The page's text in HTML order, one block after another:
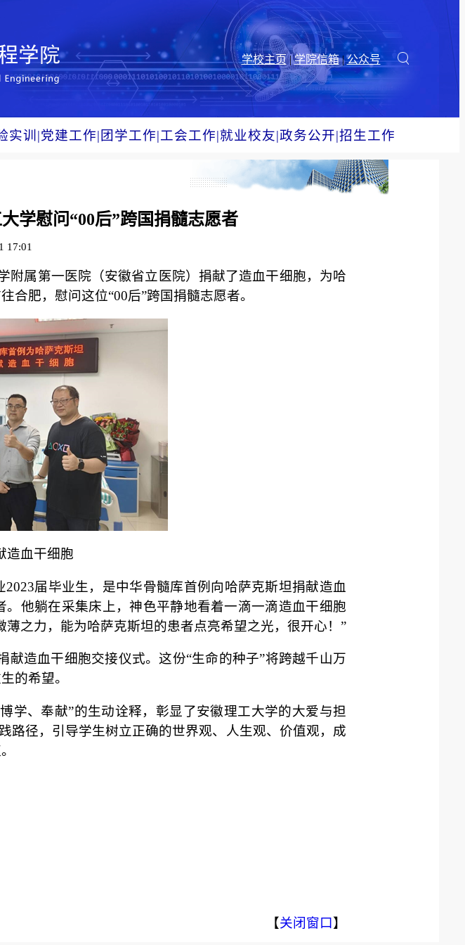
学校主页|学院信箱|公众号
实训 |党建工作| 团学工作|工会工作|就业校友|政务公开|招生工作
学慰问“00后”跨国捐髓志愿者
17:01
附属第一医院（安徽省立医院）捐献了造血干细胞，为哈
肥，慰问这位“00后”跨国捐髓志愿者。
造血干细胞
届毕业生，是中华骨髓库首例向哈萨克斯坦捐献造血
他躺在采集床上，神色平静地看着一滴一滴造血干细胞
之力，能为哈萨克斯坦的患者点亮希望之光，很开心！”
造血干细胞交接仪式。这份“生命的种子”将跨越千山万
的希望。
学、奉献”的生动诠释，彰显了安徽理工大学的大爱与担
路径，引导学生树立正确的世界观、人生观、价值观，成
【关闭窗口 】